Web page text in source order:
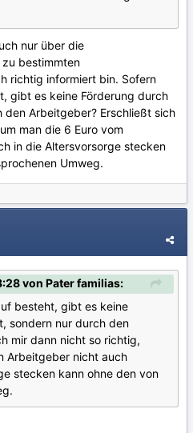
nur über die
bestimmten
richtig informiert bin. Sofern
gibt es keine Förderung durch
Arbeitgeber? Erschließt sich
man die 6 Euro vom
in die Altersvorsorge stecken
Umweg.
von Pater familias:
besteht, gibt es keine
sondern nur durch den
mir dann nicht so richtig,
Arbeitgeber nicht auch
stecken kann ohne den von